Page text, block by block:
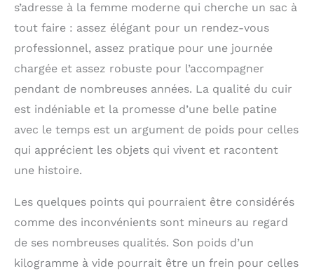
s’adresse à la femme moderne qui cherche un sac à
tout faire : assez élégant pour un rendez-vous
professionnel, assez pratique pour une journée
chargée et assez robuste pour l’accompagner
pendant de nombreuses années. La qualité du cuir
est indéniable et la promesse d’une belle patine
avec le temps est un argument de poids pour celles
qui apprécient les objets qui vivent et racontent
une histoire.
Les quelques points qui pourraient être considérés
comme des inconvénients sont mineurs au regard
de ses nombreuses qualités. Son poids d’un
kilogramme à vide pourrait être un frein pour celles